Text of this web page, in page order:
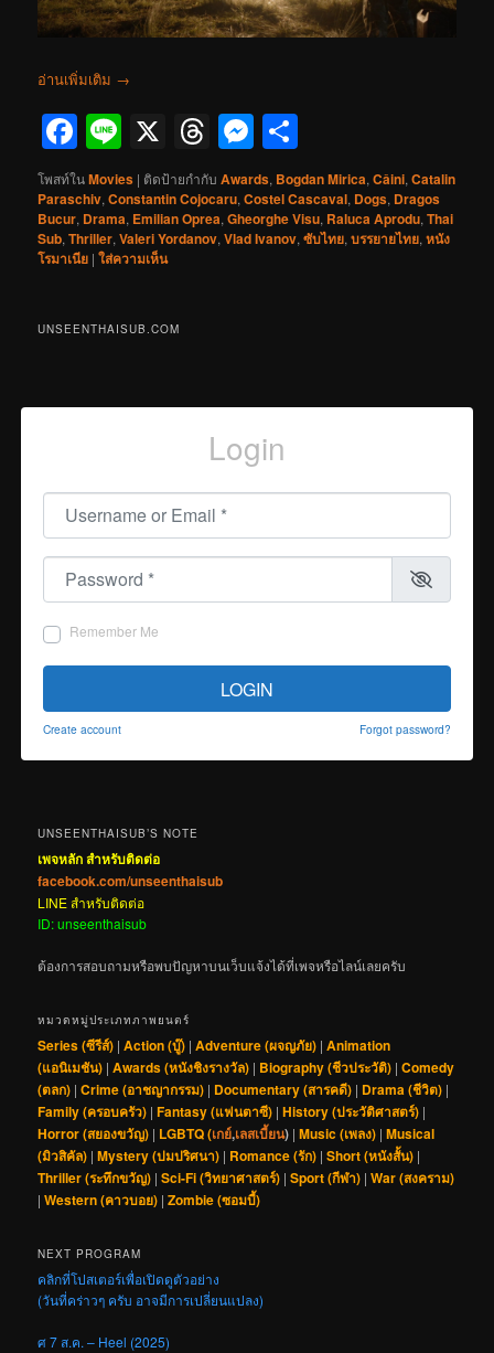
อ่านเพิ่มเติม →
Facebook
Line
X Threads
Messenger
โพสท์ในMovies | ติดป้ายกำกับ Awards, Bogdan Mirica,Câini,Catalin
Paraschiv,Constantin Cojocaru,Costel Cascaval, Dogs, Dragos
Bucur, Drama, Emilian Oprea,Gheorghe Visu, Raluca Aprodu,Thai
Sub,Thriller,Valeri Yordanov,Vlad Ivanov,ซับไทย,บรรยายไทย,หนัง
โรมาเนีย |ใส่ความเห็น
UNSEENTHAISUB.COM
Login
Username or Email
Password
Remember Me
LOGIN
Create account Forgot password?
UNSEENTHAISUB’S NOTE
เพจหลัก สำหรับติดต่อ
facebook.com/unseenthaisub
LINE สำหรับติดต่อ
ID: unseenthaisub
ต้องการสอบถามหรือพบปัญหาบนเว็บแจ้งได้ที่เพจหรือไลน์เลยครับ
หมวดหมู่ประเภทภาพยนตร์
Series (ซีรีส์) |Action (บู๊) |Adventure (ผจญภัย) |Animation
(แอนิเมชัน) |Awards (หนังชิงรางวัล) | Biography (ชีวประวัติ) |Comedy
(ตลก) |Crime (อาชญากรรม) | Documentary (สารคดี) | Drama (ชีวิต) |
Family (ครอบครัว) |Fantasy (แฟนตาซี) |History (ประวัติศาสตร์) |
Horror (สยองขวัญ) | LGBTQ (เกย์,เลสเบี้ยน) |Music (เพลง) |Musical
(มิวสิคัล) |Mystery (ปมปริศนา) | Romance (รัก) |Short (หนังสั้น) |
Thriller (ระทึกขวัญ) |Sci-Fi (วิทยาศาสตร์) |Sport (กีฬา) |War (สงคราม)
|Western (คาวบอย) |Zombie (ซอมบี้)
NEXT PROGRAM
คลิกที่โปสเตอร์เพื่อเปิดดูตัวอย่าง
(วันที่คร่าวๆ ครับ อาจมีการเปลี่ยนแปลง)
ศ 7 ส.ค. – Heel (2025)